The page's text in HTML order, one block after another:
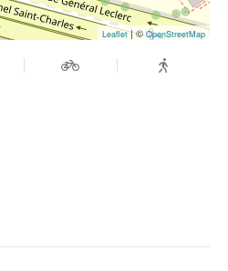
Leaflet| ©OpenStreetMap